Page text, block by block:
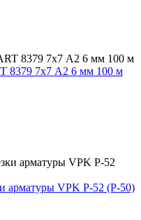
8379 7х7 А2 6 мм 100 м
арматуры VPK Р-52 (Р-50)